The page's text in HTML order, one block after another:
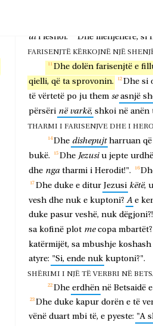
ai i lëshoi. Dhe menjëherë, si
FARISENJTË KËRKOJNË NJË
Dhe dolën farisenjtë e
qielli, që ta sprovonin. Dhe si
të vërtetë po ju them se asnjë
përsëri në varkë, shkoi në anën
THARMI I FARISENJVE DHE I
Dhe dishepujt harruan që
bukë.
Dhe Jezusi u jepte
dhe nga tharmi i Herodit!".
Dhe duke e ditur Jezusi këtë, u
vesh dhe nuk e kuptoni? A e
duke pasur veshë, nuk dëgjoni?!
sa kofinë plot me copa
katërmijët, sa mbushje koshash
atyre: "Si, ende nuk kuptoni?".
SHËRIMI I NJË TË VERBRI NË
Dhe erdhën në Betsaidë e
Dhe duke kapur dorën e të
vënë duart mbi të, e pyeste: "A